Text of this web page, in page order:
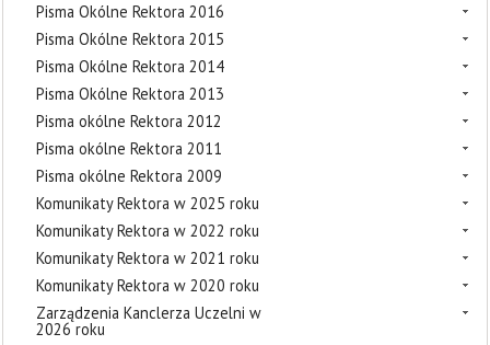
Pisma Okólne Rektora 2016
Pisma Okólne Rektora 2015
Pisma Okólne Rektora 2014
Pisma Okólne Rektora 2013
Pisma okólne Rektora 2012
Pisma okólne Rektora 2011
Pisma okólne Rektora 2009
Komunikaty Rektora w 2025 roku
Komunikaty Rektora w 2022 roku
Komunikaty Rektora w 2021 roku
Komunikaty Rektora w 2020 roku
Zarządzenia Kanclerza Uczelni w
2026 roku